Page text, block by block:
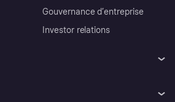
Gouvernance d’entreprise
Investor relations